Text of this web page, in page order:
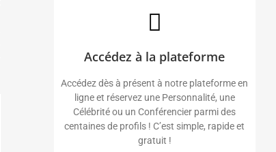
Accédez à la plateforme
Accédez dès à présent à notre plateforme en
ligne et réservez une Personnalité, une
Célébrité ou un Conférencier parmi des
centaines de profils ! C’est simple, rapide et
gratuit !